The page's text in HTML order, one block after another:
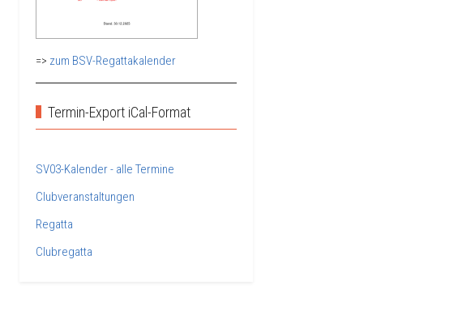
=> zum BSV-Regattakalender
Termin-Export iCal-Format
SV03-Kalender - alle Termine
Clubveranstaltungen
Regatta
Clubregatta